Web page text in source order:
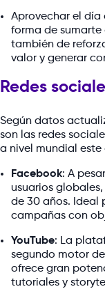
Aprovechar el día
forma de
también de
valor y generar
Redes
Según datos
son las redes
a nivel mundial este
Facebook: A
usuarios
de 30 años. Ideal
campañas con
YouTube: La
segundo motor
ofrece gran
tutoriales y